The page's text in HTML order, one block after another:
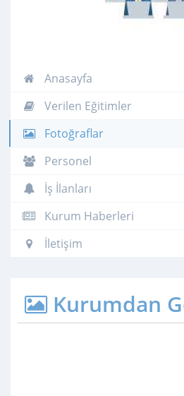
Anasayfa
Verilen Eğitimler
Fotoğraflar
Personel
İş İlanları
Kurum Haberleri
İletişim
Kurumdan